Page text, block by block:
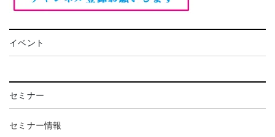
イベント
セミナー
セミナー情報